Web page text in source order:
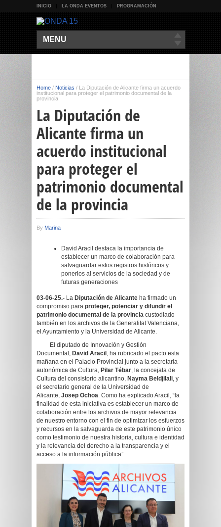
INICIO LA ONDA EVENTOS PROGRAMACIÓN
MENU
Home / Noticias / La Diputación de Alicante firma un acuerdo
institucional para proteger el patrimonio documental de la
provincia
La Diputación de
Alicante firma un
acuerdo institucional
para proteger el
patrimonio documental
de la provincia
By Marina
David Aracil destaca la importancia de
establecer un marco de colaboración para
salvaguardar estos registros históricos y
ponerlos al servicios de la sociedad y de
futuras generaciones
03-06-25.- La Diputación de Alicante ha firmado un
compromiso para proteger, potenciar y difundir el
patrimonio documental de la provincia custodiado
también en los archivos de la Generalitat Valenciana,
el Ayuntamiento y la Universidad de Alicante.
El diputado de Innovación y Gestión
Documental, David Aracil , ha rubricado el pacto esta
mañana en el Palacio Provincial junto a la secretaria
autonómica de Cultura, Pilar Tébar, la concejala de
Cultura del consistorio alicantino, Nayma Beldjilali, y
el secretario general de la Universidad de
Alicante, Josep Ochoa. Como ha explicado Aracil, “la
finalidad de esta iniciativa es establecer un marco de
colaboración entre los archivos de mayor relevancia
de nuestro entorno con el fin de optimizar los esfuerzos
y recursos en la salvaguarda de este patrimonio único
como testimonio de nuestra historia, cultura e identidad
y la relevancia del derecho a la transparencia y el
acceso a la información pública”.